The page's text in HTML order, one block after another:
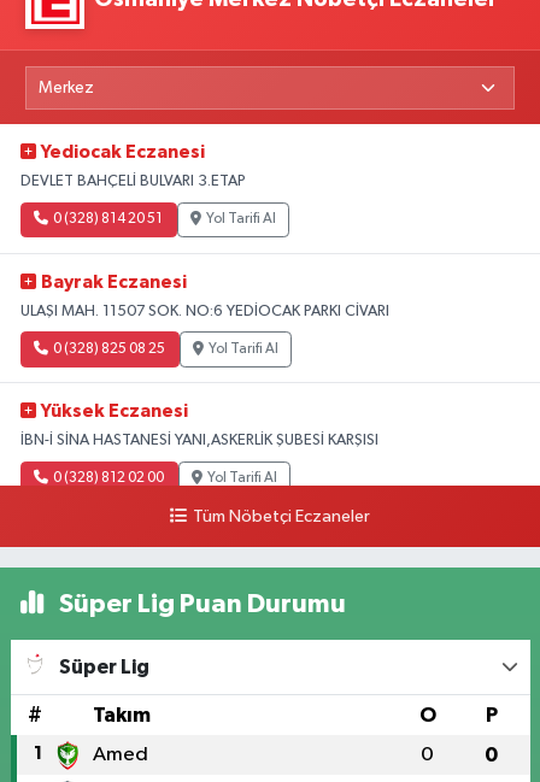
Yediocak Eczanesi
DEVLET BAHÇELİ BULVARI 3.ETAP
0 (328) 814 20 51 Yol Tarifi Al
Bayrak Eczanesi
ULAŞI MAH. 11507 SOK. NO:6 YEDİOCAK PARKI CİVARI
0 (328) 825 08 25 Yol Tarifi Al
Yüksek Eczanesi
İBN-İ SİNA HASTANESİ YANI,ASKERLİK ŞUBESİ KARŞISI
0 (328) 812 02 00 Yol Tarifi Al
Tüm Nöbetçi Eczaneler
Süper Lig Puan Durumu
Süper Lig
# Takım O P
1 Amed 0 0